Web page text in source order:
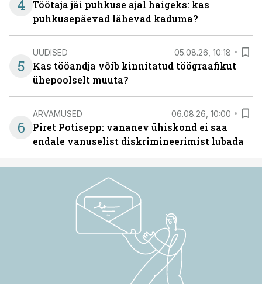
4
Töötaja jäi puhkuse ajal haigeks: kas
puhkusepäevad lähevad kaduma?
5
UUDISED 05.08.26, 10:18
Kas tööandja võib kinnitatud töögraafikut
ühepoolselt muuta?
6
ARVAMUSED 06.08.26, 10:00
Piret Potisepp: vananev ühiskond ei saa
endale vanuselist diskrimineerimist lubada